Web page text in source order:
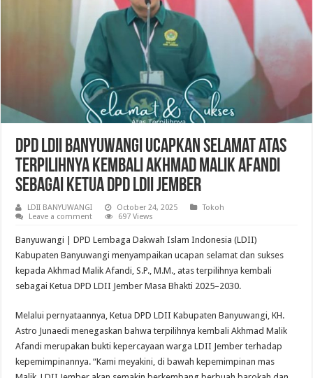
DPD LDII Banyuwangi Ucapkan Selamat atas
Terpilihnya kembali Akhmad Malik Afandi
sebagai Ketua DPD LDII Jember
LDII BANYUWANGI October 24, 2025
Tokoh
Leave a comment
697 Views
Banyuwangi | DPD Lembaga Dakwah Islam Indonesia (LDII)
Kabupaten Banyuwangi menyampaikan ucapan selamat dan sukses
kepada Akhmad Malik Afandi, S.P., M.M., atas terpilihnya kembali
sebagai Ketua DPD LDII Jember Masa Bhakti 2025–2030.
Melalui pernyataannya, Ketua DPD LDII Kabupaten Banyuwangi, KH.
Astro Junaedi menegaskan bahwa terpilihnya kembali Akhmad Malik
Afandi merupakan bukti kepercayaan warga LDII Jember terhadap
kepemimpinannya. “Kami meyakini, di bawah kepemimpinan mas